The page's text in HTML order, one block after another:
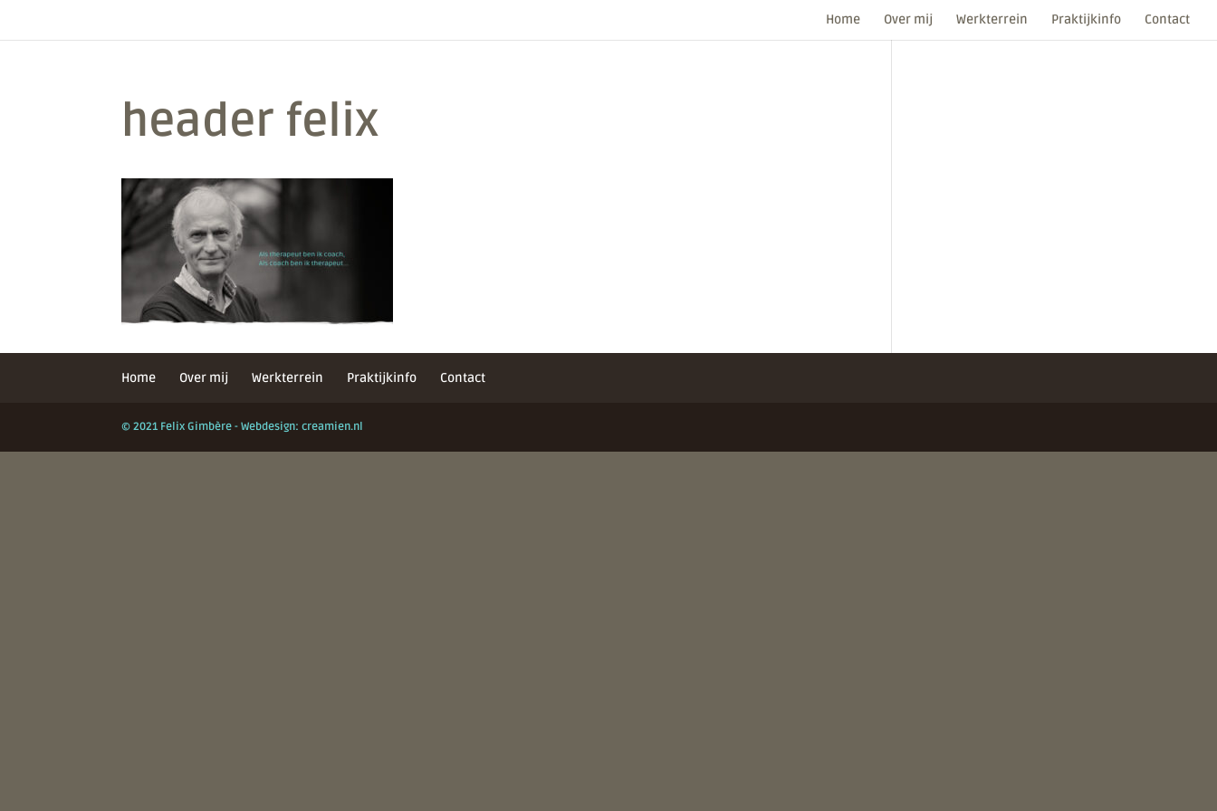
Home Over mij Werkterrein Praktijkinfo Contact
header felix
Home Over mij Werkterrein Praktijkinfo Contact
© 2021 Felix Gimbère - Webdesign: creamien.nl